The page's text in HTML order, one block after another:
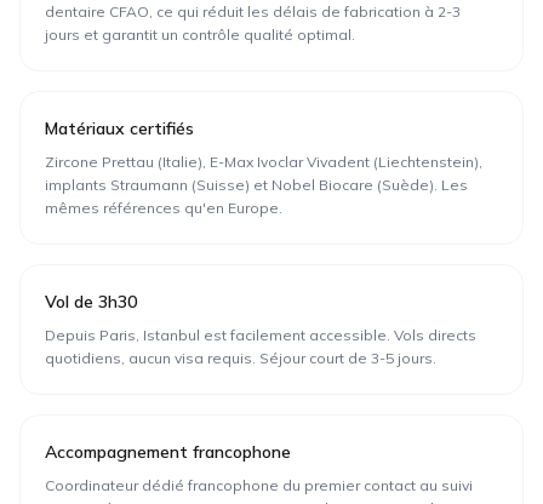
dentaire CFAO, ce qui réduit les délais de fabrication à 2-3
jours et garantit un contrôle qualité optimal.
Matériaux certifiés
Zircone Prettau (Italie), E-Max Ivoclar Vivadent (Liechtenstein),
implants Straumann (Suisse) et Nobel Biocare (Suède). Les
mêmes références qu'en Europe.
Vol de 3h30
Depuis Paris, Istanbul est facilement accessible. Vols directs
quotidiens, aucun visa requis. Séjour court de 3-5 jours.
Accompagnement francophone
Coordinateur dédié francophone du premier contact au suivi